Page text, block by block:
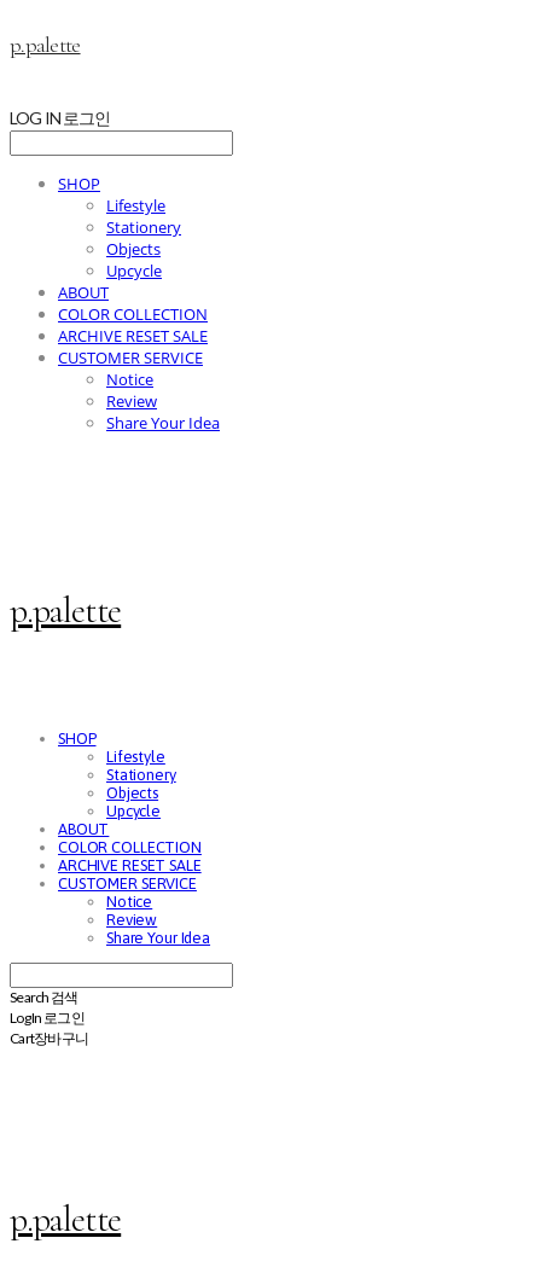
p.palette
LOG IN 로그인
SHOP
Lifestyle
Stationery
Objects
Upcycle
ABOUT
COLOR COLLECTION
ARCHIVE RESET SALE
CUSTOMER SERVICE
Notice
Review
Share Your Idea
p.palette
SHOP
Lifestyle
Stationery
Objects
Upcycle
ABOUT
COLOR COLLECTION
ARCHIVE RESET SALE
CUSTOMER SERVICE
Notice
Review
Share Your Idea
Search 검색
Log In 로그인
Cart장바구니
p.palette